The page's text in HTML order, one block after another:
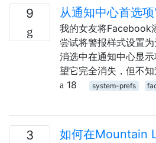
9 从通知中心首选
我的女友将Facebook
尝试将警报样式设置
消选中在通知中心显
望它完全消失，但不知
18
system-prefs
3
如何在Mountain